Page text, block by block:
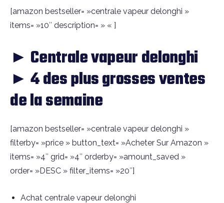
[amazon bestseller= »centrale vapeur delonghi »
items= »10″ description= » « ]
► Centrale vapeur delonghi
► 4 des plus grosses ventes
de la semaine
[amazon bestseller= »centrale vapeur delonghi »
filterby= »price » button_text= »Acheter Sur Amazon »
items= »4″ grid= »4″ orderby= »amount_saved »
order= »DESC » filter_items= »20″]
Achat centrale vapeur delonghi